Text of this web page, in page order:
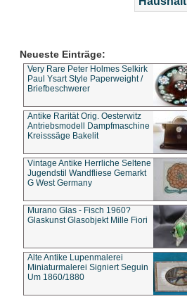
Neueste Einträge:
Very Rare Peter Holmes Selkirk
Paul Ysart Style Paperweight /
Briefbeschwerer
Antike Rarität Orig. Oesterwitz
Antriebsmodell Dampfmaschine
Kreisssäge Bakelit
Vintage Antike Herrliche Seltene
Jugendstil Wandfliese Gemarkt
G West Germany
Murano Glas - Fisch 1960?
Glaskunst Glasobjekt Mille Fiori
Alte Antike Lupenmalerei
Miniaturmalerei Signiert Seguin
Um 1860/1880